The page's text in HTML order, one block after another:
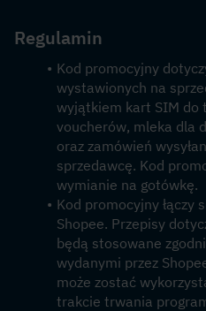
Regulamin
Kod promocyjny
wystawionych na
wyjątkiem kart SIM do
voucherów, mleka dla
oraz zamówień
sprzedawcę. Kod
wymianie na gotówkę.
Kod promocyjny łączy
Shopee. Przepisy
będą stosowane
wydanymi przez
może zostać
trakcie trwania